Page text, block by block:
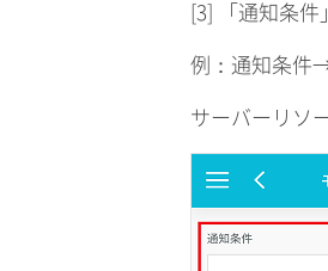
[3] 「通知条件
例：通知条
サーバーリソ